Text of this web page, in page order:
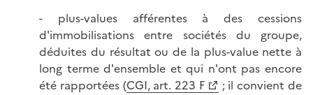
- plus-values afférentes à des cessions
d'immobilisations entre sociétés du groupe,
déduites du résultat ou de la plus-value nette à
long terme d'ensemble et qui n'ont pas encore
été rapportées (CGI, art. 223 F
; il convient de